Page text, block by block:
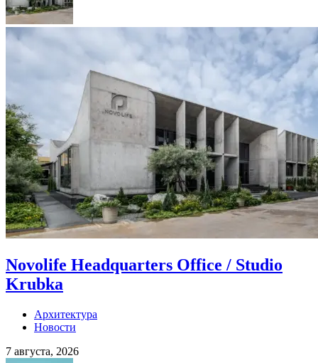
Novolife Headquarters Office / Studio
Krubka
Архитектура
Новости
7 августа, 2026